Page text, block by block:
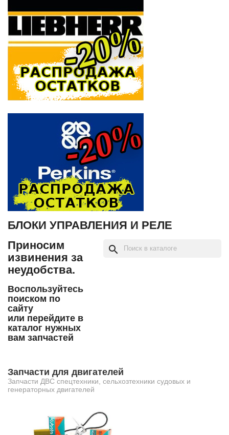
БЛОКИ УПРАВЛЕНИЯ И РЕЛЕ
Приносим
извинения за
неудобства.
Воспользуйтесь
поиском по
сайту
или перейдите в
каталог нужных
вам запчастей
search
Запчасти для двигателей
Запчасти ДВС спецтехники, сельхозтехники судовых и
генераторных двигателей